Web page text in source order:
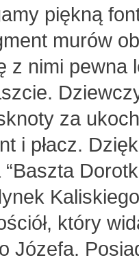
piękną
murów
z nimi pewna
za
i płacz.
“Baszta
który
Józefa.